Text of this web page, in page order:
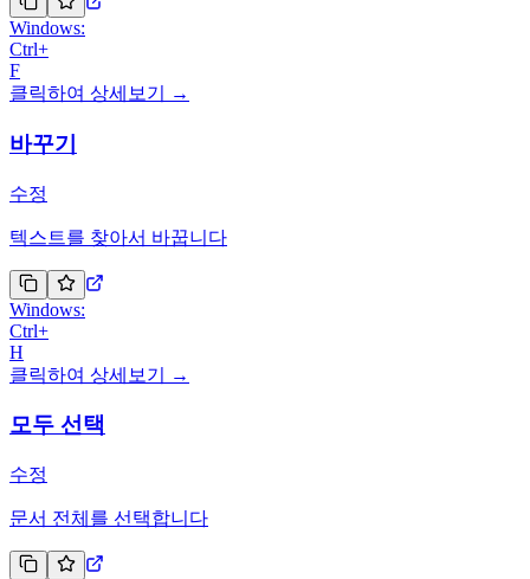
Windows:
Ctrl+
F
클릭하여 상세보기 →
바꾸기
수정
텍스트를 찾아서 바꿉니다
Windows:
Ctrl+
H
클릭하여 상세보기 →
모두 선택
수정
문서 전체를 선택합니다